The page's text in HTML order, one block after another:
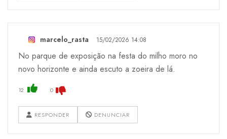
marcelo_rasta 15/02/2026 14:08
No parque de exposição na festa do milho moro no
novo horizonte e ainda escuto a zoeira de lá.
12 0
RESPONDER DENUNCIAR